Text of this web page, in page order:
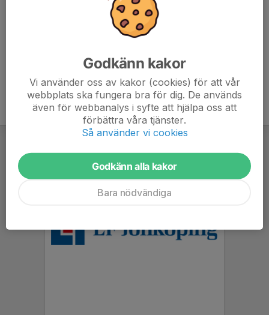
Godkänn kakor
Vi använder oss av kakor (cookies) för att vår
webbplats ska fungera bra för dig. De används
även för webbanalys i syfte att hjälpa oss att
förbättra våra tjänster.
Så använder vi cookies
Godkänn alla kakor
Bara nödvändiga